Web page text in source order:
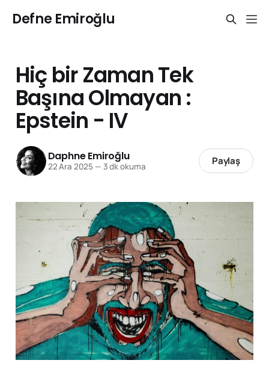
Defne Emiroğlu
Hiç bir Zaman Tek
Başına Olmayan :
Epstein - IV
Daphne Emiroğlu
22 Ara 2025 — 3 dk okuma Paylaş